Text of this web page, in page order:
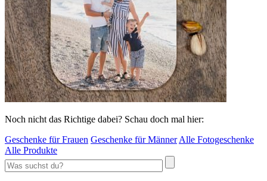
Noch nicht das Richtige dabei? Schau doch mal hier:
Geschenke für Frauen Geschenke für Männer Alle Fotogeschenke
Alle Produkte